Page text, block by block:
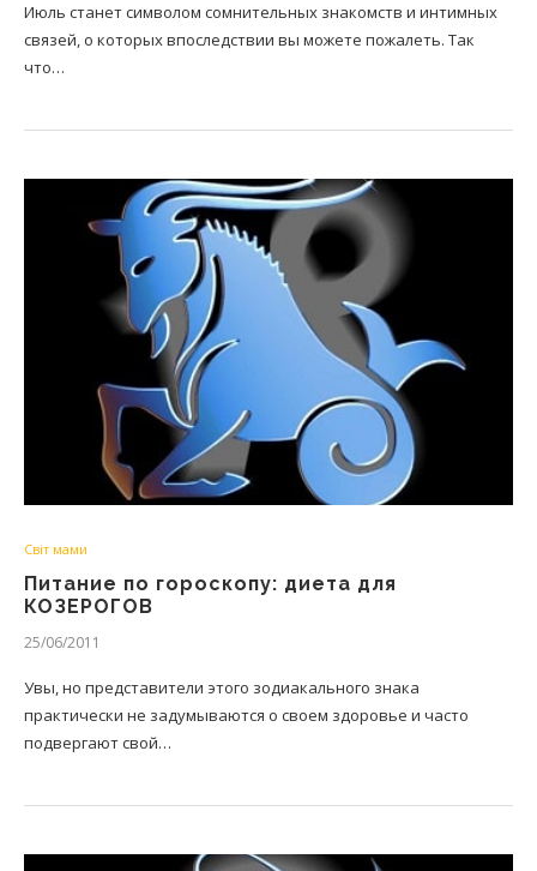
Июль станет символом сомнительных знакомств и интимных
связей, о которых впоследствии вы можете пожалеть. Так
что…
Світ мами
Питание по гороскопу: диета для
КОЗЕРОГОВ
25/06/2011
Увы, но представители этого зодиакального знака
практически не задумываются о своем здоровье и часто
подвергают свой…